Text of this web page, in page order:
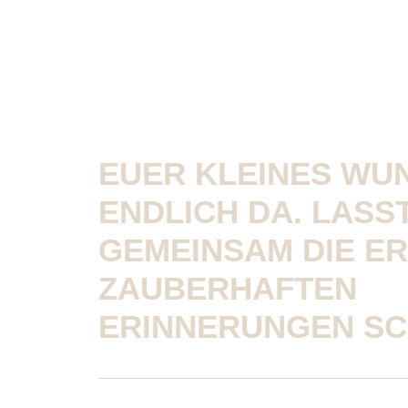
EUER KLEINES
ENDLICH DA.
GEMEINSAM DIE
ZAUBERHAFTEN
ERINNERUNGEN